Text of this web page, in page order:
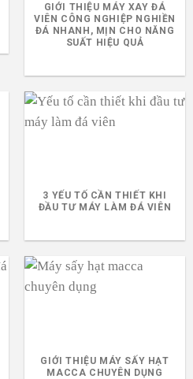
GIỚI THIỆU MÁY XAY ĐÁ
VIÊN CÔNG NGHIỆP NGHIỀN
ĐÁ NHANH, MỊN CHO NĂNG
SUẤT HIỆU QUẢ
3 YẾU TỐ CẦN THIẾT KHI
ĐẦU TƯ MÁY LÀM ĐÁ VIÊN
GIỚI THIỆU MÁY SẤY HẠT
MACCA CHUYÊN DỤNG